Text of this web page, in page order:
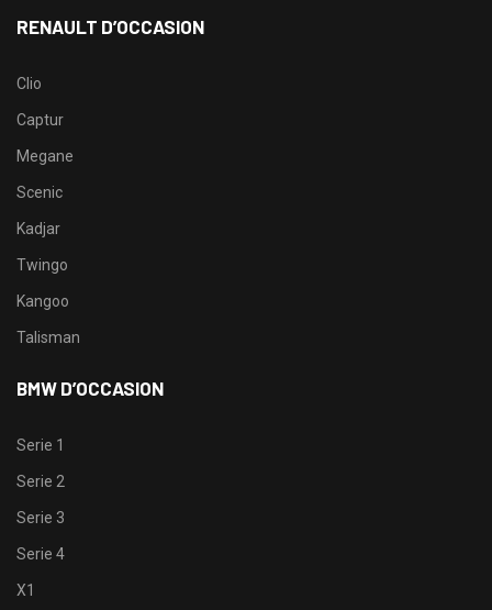
RENAULT D’OCCASION
Clio
Captur
Megane
Scenic
Kadjar
Twingo
Kangoo
Talisman
BMW D’OCCASION
Serie 1
Serie 2
Serie 3
Serie 4
X1